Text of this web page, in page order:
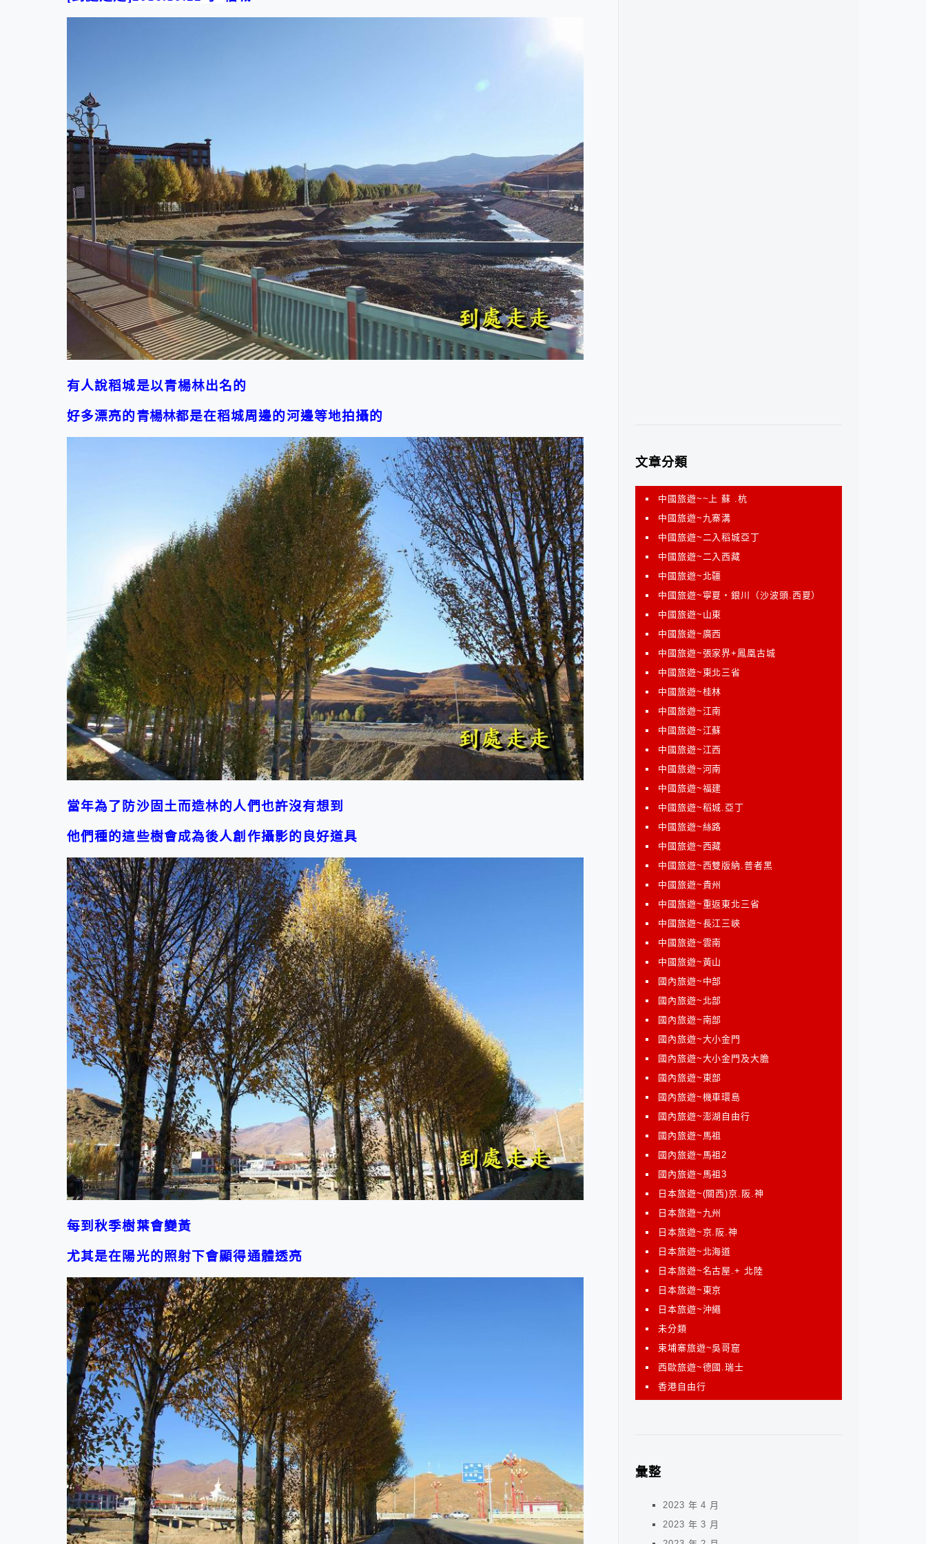
有人說稻城是以青楊林出名的
好多漂亮的青楊林都是在稻城周邊的河邊等地拍攝的
當年為了防沙固土而造林的人們也許沒有想到
他們種的這些樹會成為後人創作攝影的良好道具
每到秋季樹葉會變黃
尤其是在陽光的照射下會顯得通體透亮
文章分類
中國旅遊~~上 蘇 .杭
中國旅遊~九寨溝
中國旅遊~二入稻城亞丁
中國旅遊~二入西藏
中國旅遊~北疆
中國旅遊~寧夏‧銀川（沙波頭.西夏）
中國旅遊~山東
中國旅遊~廣西
中國旅遊~張家界+鳳凰古城
中國旅遊~東北三省
中國旅遊~桂林
中國旅遊~江南
中國旅遊~江蘇
中國旅遊~江西
中國旅遊~河南
中國旅遊~福建
中國旅遊~稻城.亞丁
中國旅遊~絲路
中國旅遊~西藏
中國旅遊~西雙版納.普者黑
中國旅遊~貴州
中國旅遊~重返東北三省
中國旅遊~長江三峽
中國旅遊~雲南
中國旅遊~黃山
國內旅遊~中部
國內旅遊~北部
國內旅遊~南部
國內旅遊~大小金門
國內旅遊~大小金門及大膽
國內旅遊~東部
國內旅遊~機車環島
國內旅遊~澎湖自由行
國內旅遊~馬祖
國內旅遊~馬祖2
國內旅遊~馬祖3
日本旅遊~(關西)京.阪.神
日本旅遊~九州
日本旅遊~京.阪.神
日本旅遊~北海道
日本旅遊~名古屋.+ 北陸
日本旅遊~東京
日本旅遊~沖繩
未分類
柬埔寨旅遊~吳哥窟
西歐旅遊~德國.瑞士
香港自由行
彙整
2023 年 4 月
2023 年 3 月